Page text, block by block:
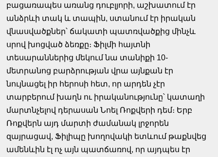
բացառապես առանց դուբլյորի, աշխատում էր
անձրևի տակ և տապին, ստանում էր իրական
վնասվածքներ՝ ճակատի պատռվածքից մինչև
սրով խոցված ձեռքը։ Ֆիլմի հայտնի
տեսարաններից մեկում նա տանիքի 10-
մետրանոց բարձրության վրա այնքան էր
նույնացել իր հերոսի հետ, որ արդեն չէր
տարբերում խաղն ու իրականությունը՝ կատաղի
մարտնչելով դերասան Նոել Ռոքվերի դեմ։ Երբ
Ռոքվերն այդ մարտի ժամանակ լրջորեն
զայրացավ, Ֆիլիպը խողովակի ետևում թաքնվեց
ամենևին էլ ոչ այն պատճառով, որ այդպես էր